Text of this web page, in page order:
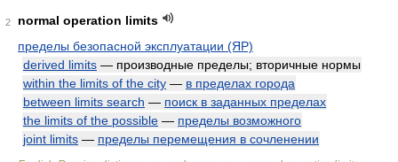
2
normal operation limits
пределы безопасной эксплуатации (ЯР)
derived limits — производные пределы; вторичные нормы
within the limits of the city — в пределах города
between limits search — поиск в заданных пределах
the limits of the possible — пределы возможного
joint limits — пределы перемещения в сочленении